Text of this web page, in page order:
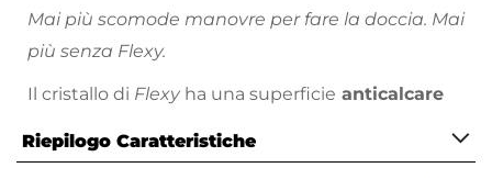
Mai più scomode manovre per fare la doccia. Mai
più senza Flexy.
Il cristallo di Flexy ha una superficie anticalcare
Riepilogo Caratteristiche